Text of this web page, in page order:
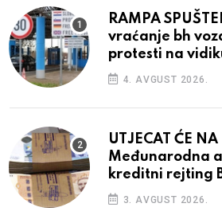
RAMPA
vraćanje bh
protesti na
4. AVGUST 2026.
UTJECAT ĆE
Međunarodna
kreditni rejting
3. AVGUST 2026.